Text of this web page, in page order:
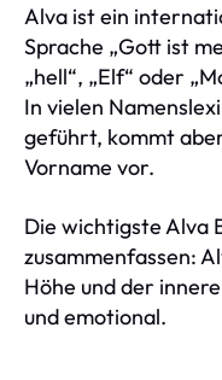
Alva ist ein
Sprache „Gott ist
„hell“, „Elf“ oder
In vielen
geführt, kommt
Vorname vor.
Die wichtigste Alva
zusammenfassen:
Höhe und der
und emotional.